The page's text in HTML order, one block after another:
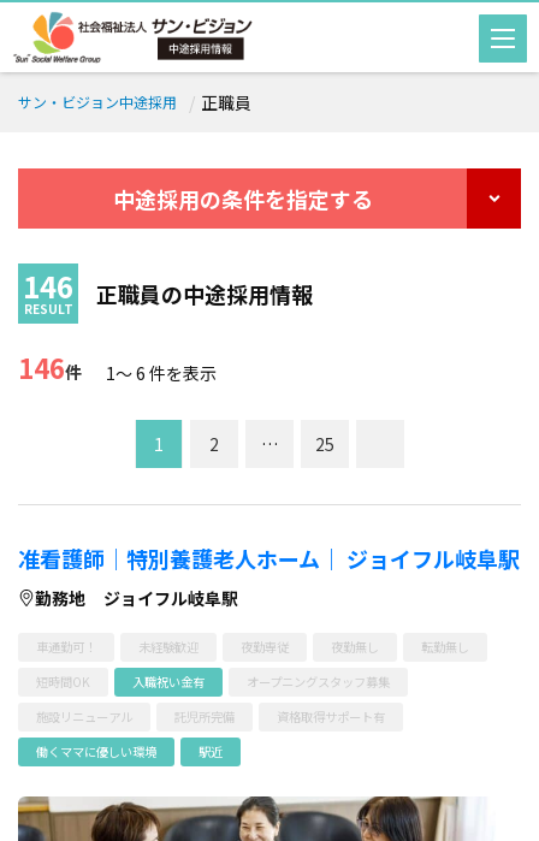
サン・ビジョン中途採用 正職員
中途採用の条件を指定する
正職員の中途採用情報
146件 1～ 6 件を表示
1 2 … 25
准看護師｜特別養護老人ホーム｜ ジョイフル岐阜駅
勤務地 ジョイフル岐阜駅
車通勤可！ 未経験歓迎 夜勤専従 夜勤無し
転勤無し
短時間OK
入職祝い金有
オープニングスタッフ募集
施設リニューアル
託児所完備
資格取得サポート有
働くママに優しい環境
駅近